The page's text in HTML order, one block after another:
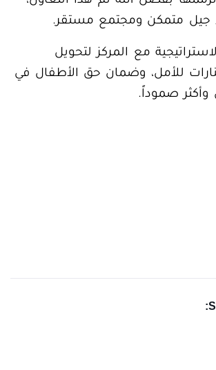
جيل متمكن ومجتمع مستقر.
مع المركز لتحويل
للأمل، وضمان حق الأطفال في
صموداً.